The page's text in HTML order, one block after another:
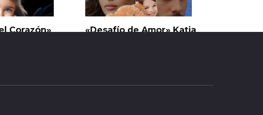
Corazón»
«Desafío de Amor» Katia